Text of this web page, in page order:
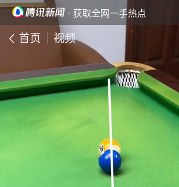
· 获取全网一手热点
首页 视频